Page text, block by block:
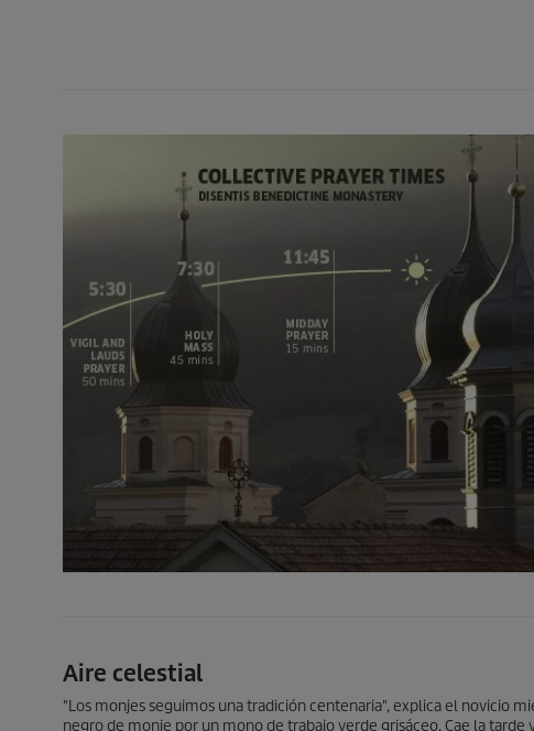
Aire celestial
"Los monjes seguimos una tradición centenaria", explica el novicio
negro de monje por un mono de trabajo verde grisáceo. Cae la tarde